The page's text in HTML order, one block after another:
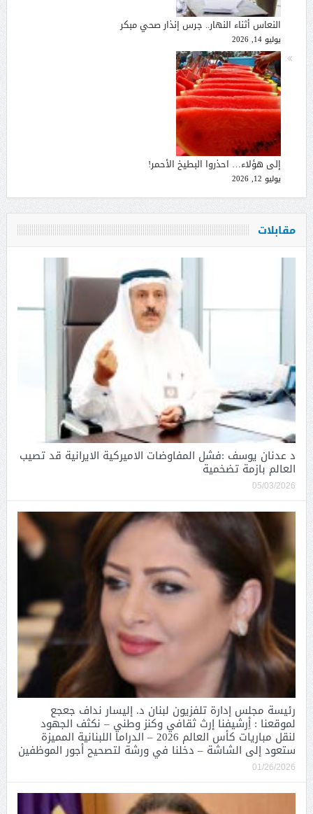
النعاس أثناء النهار.. جرس إنذار صحي مبكر
يوليو 14, 2026
إلى هؤلاء… احذروا البطيخ الأحمر!
يوليو 12, 2026
مقابلات
د عدنان يوسف :فشل المفاوضات الاميركية الايرانية قد تصيب
العالم بازمة تضخمية
05/03/2026
رئيسة مجلس إدارة تلفزيون لبنان د. إليسار نداف جعجع
لموقعنا : أِرشيفنا إرث ثقافي وكنز وطني – نكثف الجهود
لنقل مباريات كأس العالم 2026 – الدراما اللبنانية المميزة
ستعود إلى الشاشة – دخلنا في ورشة لتصحيح أجور الموظفين
01/26/2026